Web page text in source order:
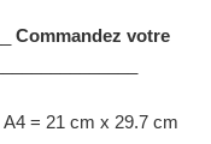
Commandez votre
A4 = 21 cm x 29.7 cm